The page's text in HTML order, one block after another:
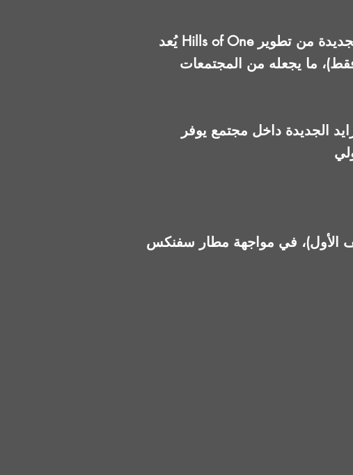
يُعد Hills of One أحد المشروعات السكنية الحديثة في زايد الجديدة من تطوير People & Places. يمتد المشروع
فدان، بعدد وحدات محدود نسبيًا (حوالي 800 وحدة فقط)، ما يجعله من المجتمعات
الجديدة داخل مجتمع يوفر